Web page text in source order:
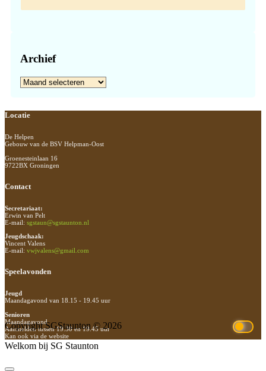
Archief
Archief
Footer
Locatie
De Helpen
Gebouw van de BSV Helpman-Oost
Groenesteinlaan 16
9722BX Groningen
Contact
Secretariaat:
Erwin van Pelt
E-mail: sgstaun@sgstaunton.nl
Jeugdschaak:
Vincent Valens
E-mail: vwjvalens@gmail.com
Speelavonden
Jeugd
Maandagavond van 18.15 - 19.45 uur
Senioren
Maandagavond
Aanmelden tussen 19.30 en 19.45 uur
Kan ook via de website
Copyright SGStaunton © 2026
Welkom bij SG Staunton